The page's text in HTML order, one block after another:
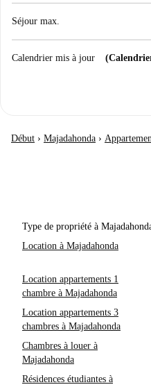
Séjour max.
Calendrier mis à jour
Début › Majadahonda ›
Type de propriété à
Location à Majadahonda
Location appartements 1
chambre à Majadahonda
Location appartements 3
chambres à Majadahonda
Chambres à louer à
Majadahonda
Résidences étudiantes à